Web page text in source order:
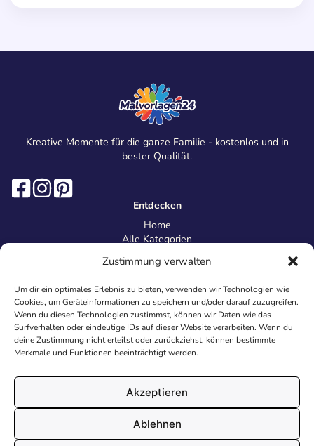
Zustimmung verwalten
Um dir ein optimales Erlebnis zu bieten, verwenden wir Technologien wie
Cookies, um Geräteinformationen zu speichern und/oder darauf zuzugreifen.
Wenn du diesen Technologien zustimmst, können wir Daten wie das
Surfverhalten oder eindeutige IDs auf dieser Website verarbeiten. Wenn du
deine Zustimmung nicht erteilst oder zurückziehst, können bestimmte
Merkmale und Funktionen beeinträchtigt werden.
Akzeptieren
Ablehnen
Kreative Momente für die ganze Familie - kostenlos und in
bester Qualität.
Entdecken
Home
Alle Kategorien
Information
Über uns
Kontakt
Inhaltsrichtlinien
Recht & Datenschutz
Impressum
AGB
Cookies